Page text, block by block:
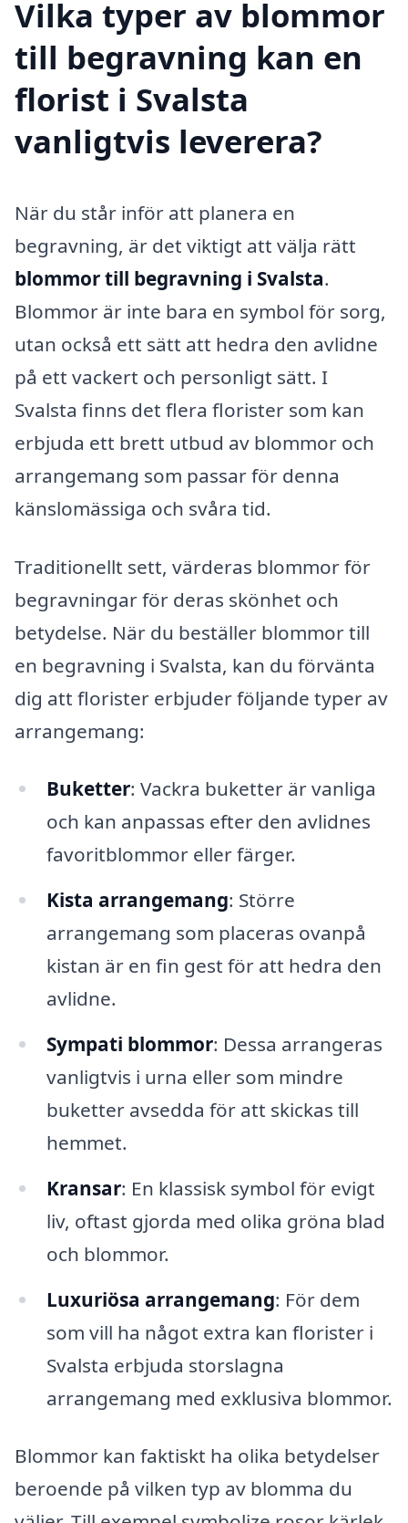
Vilka typer av blommor
till begravning kan en
florist i Svalsta
vanligtvis leverera?
När du står inför att planera en
begravning, är det viktigt att välja rätt
blommor till begravning i Svalsta.
Blommor är inte bara en symbol för sorg,
utan också ett sätt att hedra den avlidne
på ett vackert och personligt sätt. I
Svalsta finns det flera florister som kan
erbjuda ett brett utbud av blommor och
arrangemang som passar för denna
känslomässiga och svåra tid.
Traditionellt sett, värderas blommor för
begravningar för deras skönhet och
betydelse. När du beställer blommor till
en begravning i Svalsta, kan du förvänta
dig att florister erbjuder följande typer av
arrangemang:
Buketter: Vackra buketter är vanliga
och kan anpassas efter den avlidnes
favoritblommor eller färger.
Kista arrangemang: Större
arrangemang som placeras ovanpå
kistan är en fin gest för att hedra den
avlidne.
Sympati blommor: Dessa arrangeras
vanligtvis i urna eller som mindre
buketter avsedda för att skickas till
hemmet.
Kransar: En klassisk symbol för evigt
liv, oftast gjorda med olika gröna blad
och blommor.
Luxuriösa arrangemang: För dem
som vill ha något extra kan florister i
Svalsta erbjuda storslagna
arrangemang med exklusiva blommor.
Blommor kan faktiskt ha olika betydelser
beroende på vilken typ av blomma du